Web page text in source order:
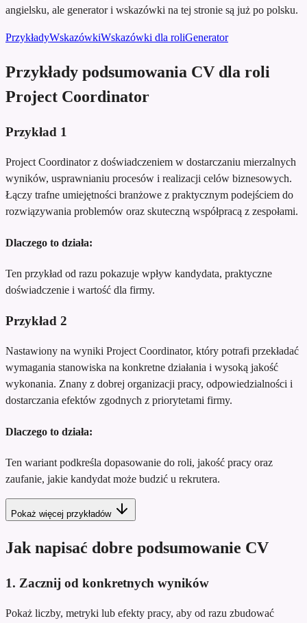
angielsku, ale generator i wskazówki na tej stronie są już po polsku.
PrzykładyWskazówkiWskazówki dla roliGenerator
Przykłady podsumowania CV dla roli
Project Coordinator
Przykład 1
Project Coordinator z doświadczeniem w dostarczaniu mierzalnych
wyników, usprawnianiu procesów i realizacji celów biznesowych.
Łączy trafne umiejętności branżowe z praktycznym podejściem do
rozwiązywania problemów oraz skuteczną współpracą z zespołami.
Dlaczego to działa:
Ten przykład od razu pokazuje wpływ kandydata, praktyczne
doświadczenie i wartość dla firmy.
Przykład 2
Nastawiony na wyniki Project Coordinator, który potrafi przekładać
wymagania stanowiska na konkretne działania i wysoką jakość
wykonania. Znany z dobrej organizacji pracy, odpowiedzialności i
dostarczania efektów zgodnych z priorytetami firmy.
Dlaczego to działa:
Ten wariant podkreśla dopasowanie do roli, jakość pracy oraz
zaufanie, jakie kandydat może budzić u rekrutera.
Pokaż więcej przykładów
Jak napisać dobre podsumowanie CV
1. Zacznij od konkretnych wyników
Pokaż liczby, metryki lub efekty pracy, aby od razu zbudować